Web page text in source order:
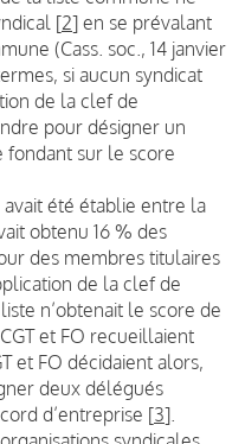
[2] en se prévalant
(Cass. soc., 14 janvier
si aucun syndicat
de la clef de
pour désigner un
fondant sur le score
été établie entre la
obtenu 16 % des
des membres titulaires
de la clef de
n’obtenait le score de
et FO recueillaient
et FO décidaient alors,
deux délégués
d’entreprise [3]